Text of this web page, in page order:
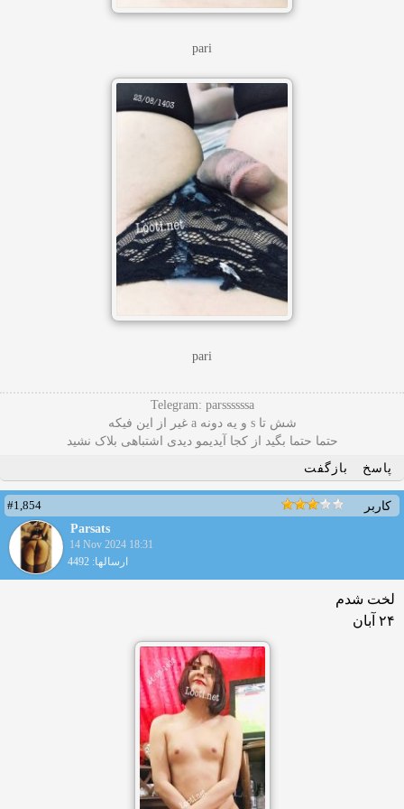
pari
pari
Telegram: parssssssa
شش تا s و یه دونه a غیر از این فیکه
حتما حتما بگید از کجا آیدیمو دیدی اشتباهی بلاک نشید
پاسخ
بازگفت
کاربر
#1,854
Parsats
14 Nov 2024 18:31
ارسالها: 4492
لخت شدم
۲۴ آبان